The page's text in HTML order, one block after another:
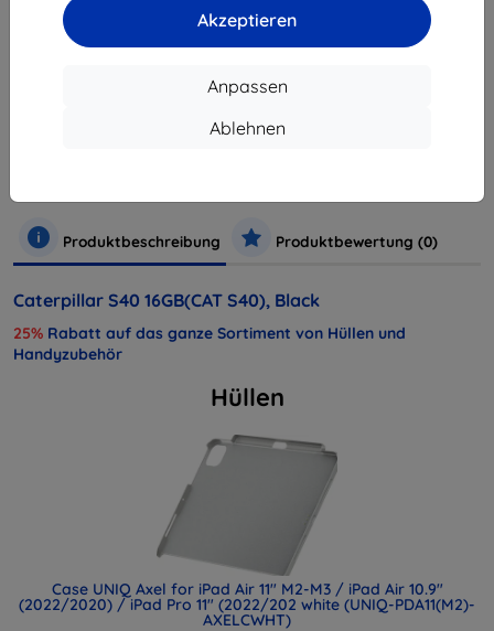
Akzeptieren
Anpassen
Ablehnen
ausverkauft
Produktbeschreibung Produktbewertung (0)
Caterpillar S40 16GB(CAT S40), Black
25% Rabatt auf das ganze Sortiment von Hüllen und
Handyzubehör
Hüllen
Case UNIQ Axel for iPad Air 11" M2-M3 / iPad Air 10.9"
(2022/2020) / iPad Pro 11" (2022/202 white (UNIQ-PDA11(M2)-
AXELCWHT)